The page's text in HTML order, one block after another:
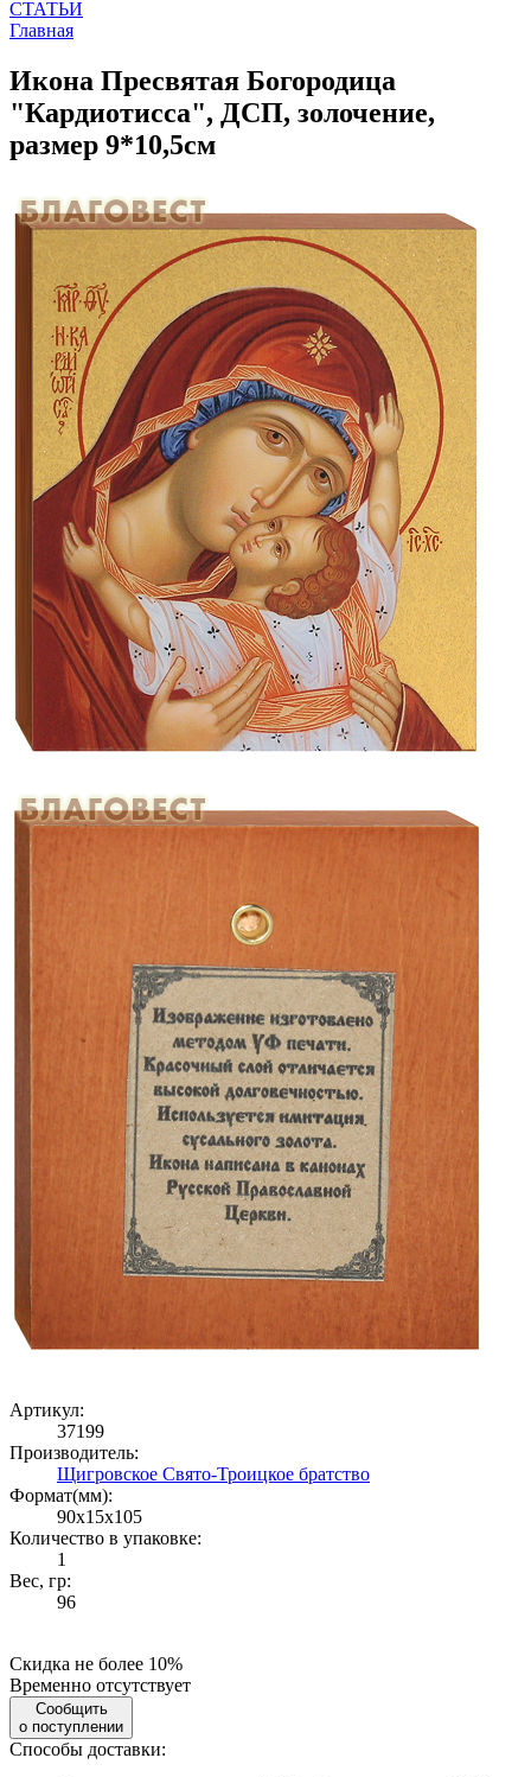
СТАТЬИ
Главная
Икона Пресвятая Богородица
"Кардиотисса", ДСП, золочение,
размер 9*10,5см
Артикул:
37199
Производитель:
Щигровское Свято-Троицкое братство
Формат(мм):
90x15x105
Количество в упаковке:
1
Вес, гр:
96
Скидка не более 10%
Временно отсутствует
Сообщить
о поступлении
Способы доставки: